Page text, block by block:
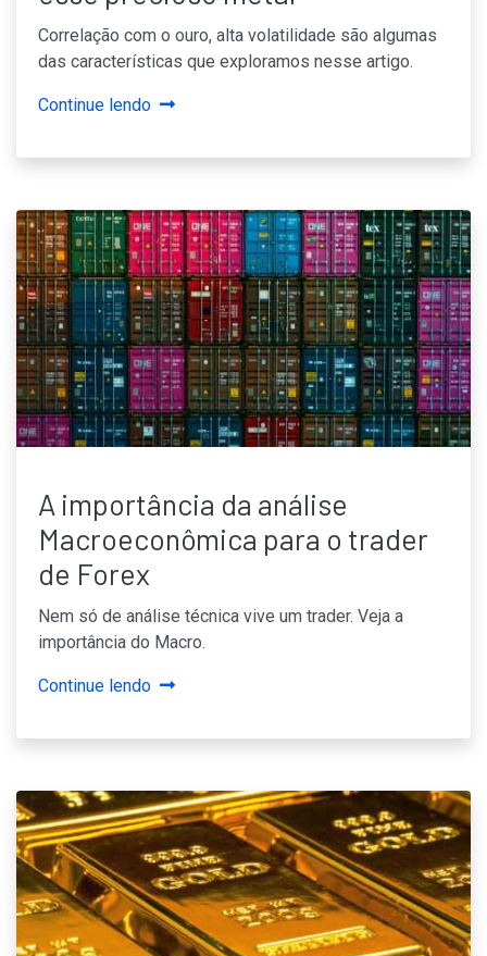
Correlação com o ouro, alta volatilidade são algumas
das características que exploramos nesse artigo.
Continue lendo
A importância da análise
Macroeconômica para o trader
de Forex
Nem só de análise técnica vive um trader. Veja a
importância do Macro.
Continue lendo